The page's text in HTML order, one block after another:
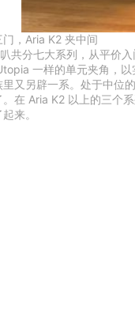
门，Aria K2 夹中间
分七大系列，从平价入
一样的单元夹角，
又另辟一系。处于中位
Aria K2 以上的三个系
来。